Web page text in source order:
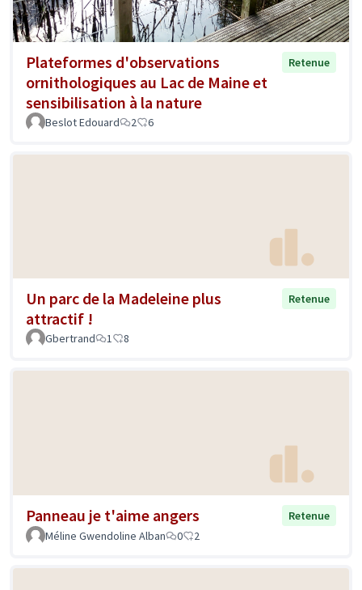
Plateformes d'observations
ornithologiques au Lac de Maine et
sensibilisation à la nature
Retenue
Beslot Edouard 2 6
Un parc de la Madeleine plus
attractif !
Retenue
Gbertrand 1 8
Panneau je t'aime angers
Retenue
Méline Gwendoline Alban
0 2